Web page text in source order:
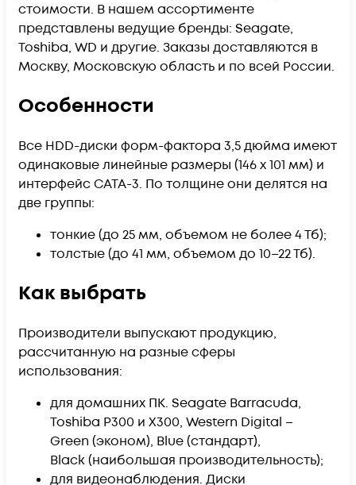
стоимости. В нашем ассортименте
представлены ведущие бренды: Seagate,
Toshiba, WD и другие. Заказы доставляются в
Москву, Московскую область и по всей России.
Особенности
Все HDD-диски форм-фактора 3,5 дюйма имеют
одинаковые линейные размеры (146 х 101 мм) и
интерфейс САТА-3. По толщине они делятся на
две группы:
тонкие (до 25 мм, объемом не более 4 Тб);
толстые (до 41 мм, объемом до 10–22 Тб).
Как выбрать
Производители выпускают продукцию,
рассчитанную на разные сферы
использования:
для домашних ПК. Seagate Barracuda,
Toshiba P300 и X300, Western Digital –
Green (эконом), Blue (стандарт),
Black (наибольшая производительность);
для видеонаблюдения. Диски